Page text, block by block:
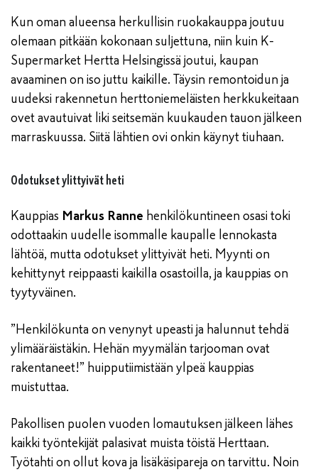
Kun oman alueensa herkullisin ruokakauppa joutuu
olemaan pitkään kokonaan suljettuna, niin kuin K-
Supermarket Hertta Helsingissä joutui, kaupan
avaaminen on iso juttu kaikille. Täysin remontoidun ja
uudeksi rakennetun herttoniemeläisten herkkukeitaan
ovet avautuivat liki seitsemän kuukauden tauon jälkeen
marraskuussa. Siitä lähtien ovi onkin käynyt tiuhaan.
Odotukset ylittyivät heti
Kauppias Markus Ranne henkilökuntineen osasi toki
odottaakin uudelle isommalle kaupalle lennokasta
lähtöä, mutta odotukset ylittyivät heti. Myynti on
kehittynyt reippaasti kaikilla osastoilla, ja kauppias on
tyytyväinen.
”Henkilökunta on venynyt upeasti ja halunnut tehdä
ylimääräistäkin. Hehän myymälän tarjooman ovat
rakentaneet!” huipputiimistään ylpeä kauppias
muistuttaa.
Pakollisen puolen vuoden lomautuksen jälkeen lähes
kaikki työntekijät palasivat muista töistä Herttaan.
Työtahti on ollut kova ja lisäkäsipareja on tarvittu. Noin